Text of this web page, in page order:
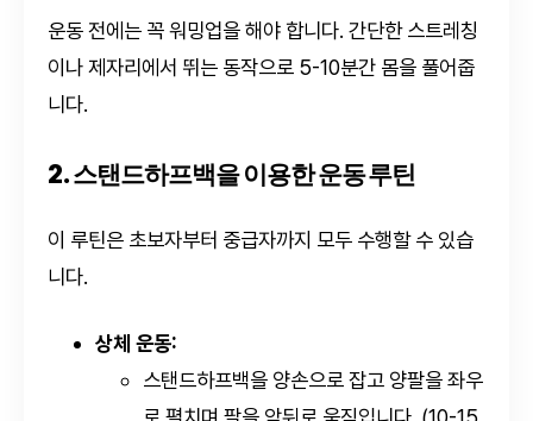
운동 전에는 꼭 워밍업을 해야 합니다. 간단한 스트레칭
이나 제자리에서 뛰는 동작으로 5-10분간 몸을 풀어줍
니다.
2. 스탠드하프백을 이용한 운동 루틴
이 루틴은 초보자부터 중급자까지 모두 수행할 수 있습
니다.
상체 운동:
스탠드하프백을 양손으로 잡고 양팔을 좌우